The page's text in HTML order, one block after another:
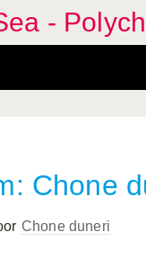
-
Chone
Chone duneri